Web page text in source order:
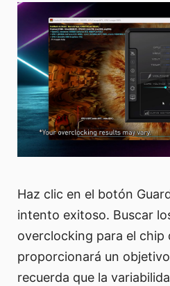
Haz clic en el botón
intento exitoso. Buscar
overclocking para el chip
proporcionará un
recuerda que la